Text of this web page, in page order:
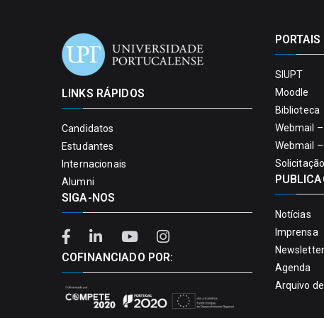
LINKS RÁPIDOS
Candidatos
Estudantes
Internacionais
Alumni
SIGA-NOS
COFINANCIADO POR:
PORTAIS
SIUPT
Moodle
Biblioteca
Webmail
Webmail
Notícias
Imprensa
Agenda
Arquivo